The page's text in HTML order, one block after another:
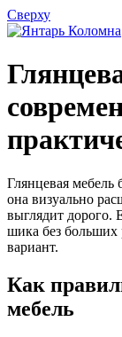
Сверху
Глянцевая мебель
она визуально
выглядит дорого.
шика без больших
вариант.
Как
мебель